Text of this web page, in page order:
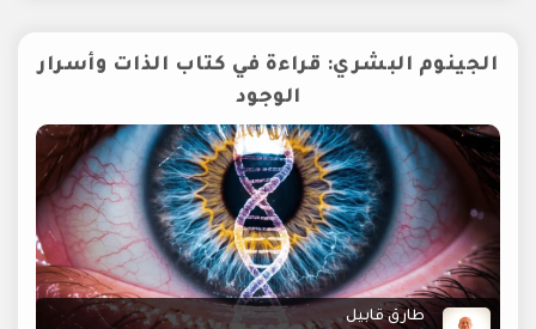
الجينوم البشري: قراءة في كتاب الذات وأسرار
الوجود
طارق قابيل